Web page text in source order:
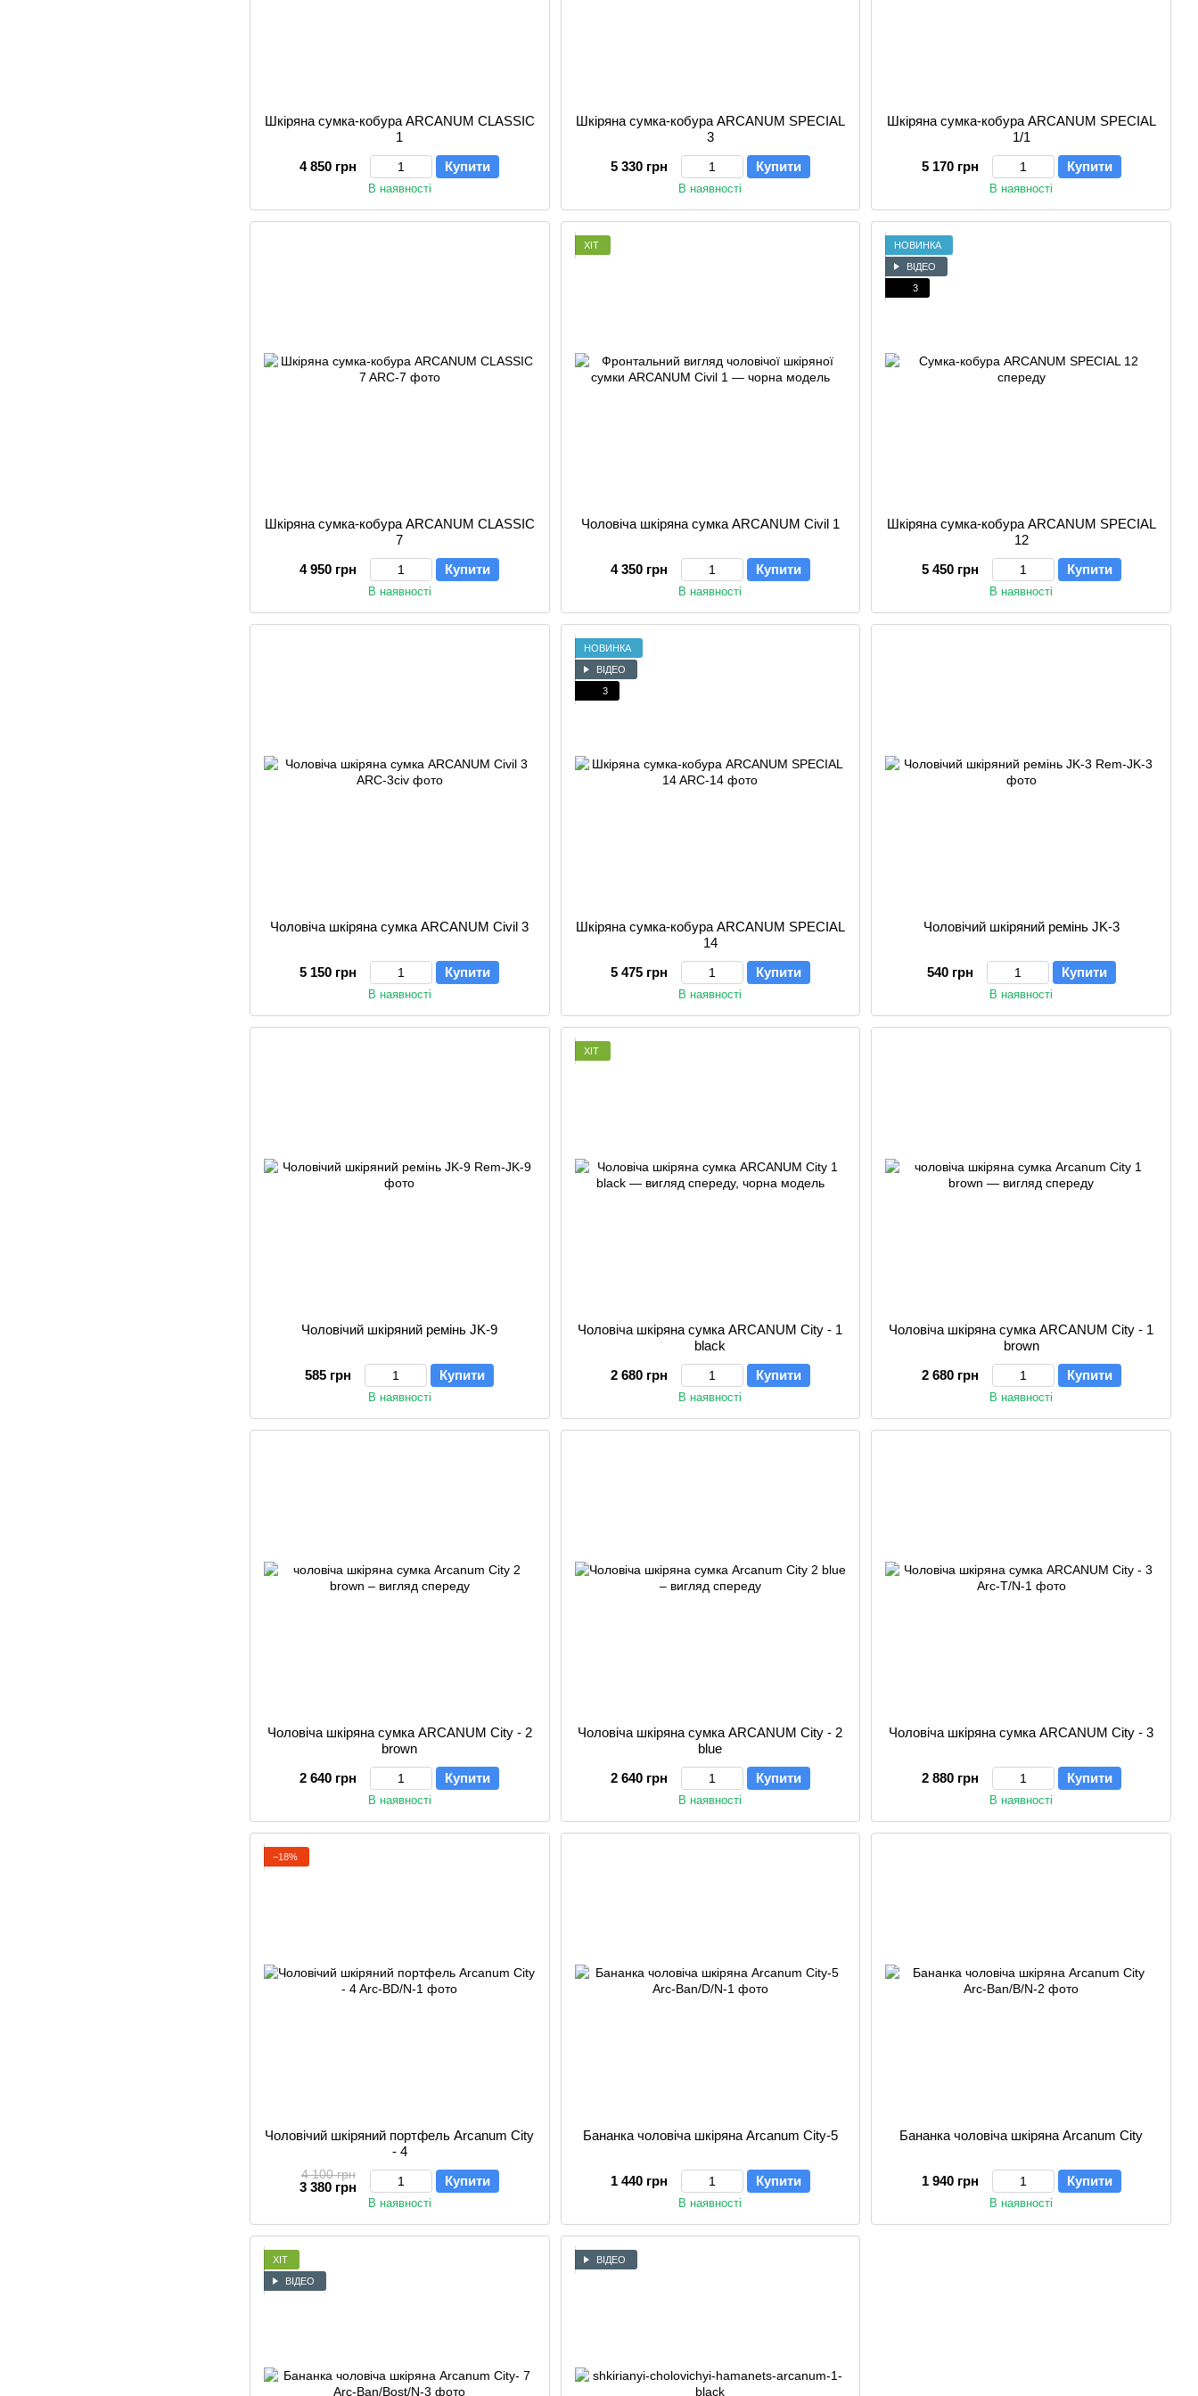
Шкіряна сумка-кобура ARCANUM CLASSIC
1
4 850 грн
Купити
В наявності
Шкіряна сумка-кобура ARCANUM SPECIAL
3
5 330 грн
Купити
В наявності
Шкіряна сумка-кобура ARCANUM SPECIAL
1/1
5 170 грн
Купити
В наявності
Шкіряна сумка-кобура ARCANUM CLASSIC
7
4 950 грн
Купити
В наявності
ХІТ
Чоловіча шкіряна сумка ARCANUM Civil 1
4 350 грн Купити
В наявності
НОВИНКА
ВІДЕО
3
Шкіряна сумка-кобура ARCANUM SPECIAL
12
5 450 грн
Купити
В наявності
Чоловіча шкіряна сумка ARCANUM Civil 3
5 150 грн Купити
В наявності
НОВИНКА
ВІДЕО
3
Шкіряна сумка-кобура ARCANUM SPECIAL
14
5 475 грн
Купити
В наявності
Чоловічий шкіряний ремінь JK-3
540 грн Купити
В наявності
Чоловічий шкіряний ремінь JK-9
585 грн Купити
В наявності
ХІТ
Чоловіча шкіряна сумка ARCANUM City - 1
black
2 680 грн
Купити
В наявності
Чоловіча шкіряна сумка ARCANUM City - 1
brown
2 680 грн
Купити
В наявності
Чоловіча шкіряна сумка ARCANUM City - 2
brown
2 640 грн
Купити
В наявності
Чоловіча шкіряна сумка ARCANUM City - 2
blue
2 640 грн
Купити
В наявності
Чоловіча шкіряна сумка ARCANUM City - 3
2 880 грн Купити
В наявності
−18%
Чоловічий шкіряний портфель Arcanum City
- 4
4 100 грн
3 380 грн Купити
В наявності
Бананка чоловіча шкіряна Arcanum City-5
1 440 грн Купити
В наявності
Бананка чоловіча шкіряна Arcanum City
1 940 грн Купити
В наявності
ХІТ
ВІДЕО
ВІДЕО